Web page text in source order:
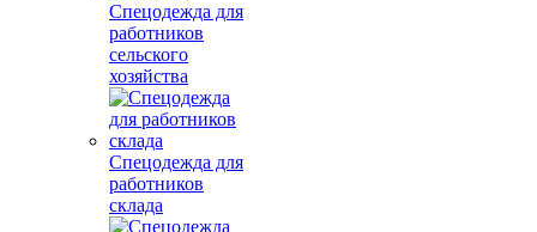
Спецодежда для
работников
сельского
хозяйства
Спецодежда для
работников
склада